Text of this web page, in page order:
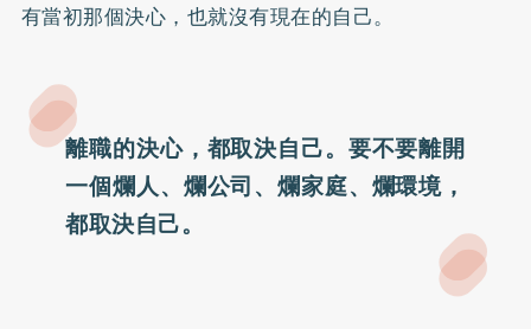
有當初那個決心，也就沒有現在的自己。
離職的決心，都取決自己。要不要離開
一個爛人、爛公司、爛家庭、爛環境，
都取決自己。